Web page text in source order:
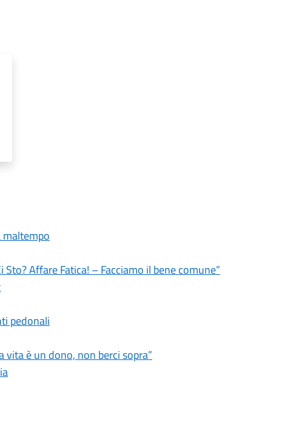
maltempo
Affare Fatica! – Facciamo il bene comune”
pedonali
vita è un dono, non berci sopra”